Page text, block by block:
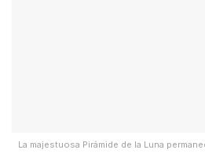
La majestuosa Pirámide de la Luna